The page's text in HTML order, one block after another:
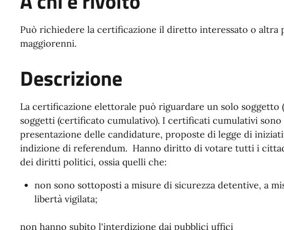
Può richiedere la certificazione il diretto interessato o altra
maggiorenni.
Descrizione
La certificazione elettorale può riguardare un solo soggetto
soggetti (certificato cumulativo). I certificati cumulativi
presentazione delle candidature, proposte di legge di
indizione di referendum. Hanno diritto di votare tutti i
dei diritti politici, ossia quelli che:
non sono sottoposti a misure di sicurezza detentive, a
libertà vigilata;
non hanno subito l'interdizione dai pubblici uffici